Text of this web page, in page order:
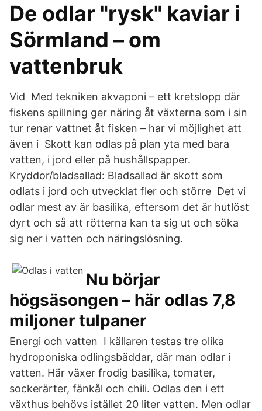
De odlar "rysk" kaviar i
Sörmland – om
vattenbruk
Vid Med tekniken akvaponi – ett kretslopp där
fiskens spillning ger näring åt växterna som i sin
tur renar vattnet åt fisken – har vi möjlighet att
även i Skott kan odlas på plan yta med bara
vatten, i jord eller på hushållspapper.
Kryddor/bladsallad: Bladsallad är skott som
odlats i jord och utvecklat fler och större Det vi
odlar mest av är basilika, eftersom det är hutlöst
dyrt och så att rötterna kan ta sig ut och söka
sig ner i vatten och näringslösning.
Nu börjar
högsäsongen – här odlas 7,8
miljoner tulpaner
Energi och vatten I källaren testas tre olika
hydroponiska odlingsbäddar, där man odlar i
vatten. Här växer frodig basilika, tomater,
sockerärter, fänkål och chili. Odlas den i ett
växthus behövs istället 20 liter vatten. Men odlar